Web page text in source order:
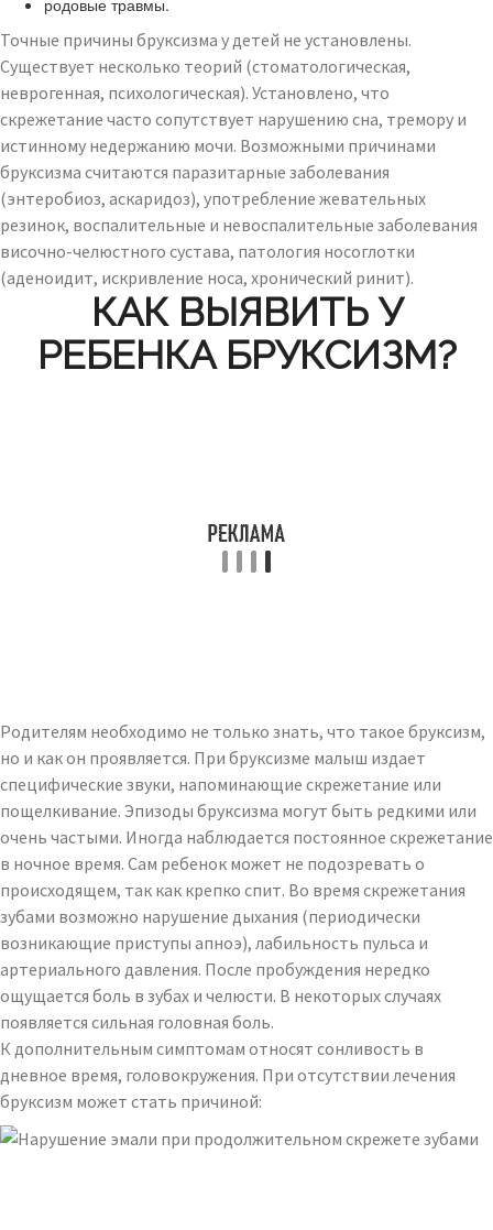
родовые травмы.
Точные причины бруксизма у детей не установлены.
Существует несколько теорий (стоматологическая,
неврогенная, психологическая). Установлено, что
скрежетание часто сопутствует нарушению сна, тремору и
истинному недержанию мочи. Возможными причинами
бруксизма считаются паразитарные заболевания
(энтеробиоз, аскаридоз), употребление жевательных
резинок, воспалительные и невоспалительные заболевания
височно-челюстного сустава, патология носоглотки
(аденоидит, искривление носа, хронический ринит).
КАК ВЫЯВИТЬ У
РЕБЕНКА БРУКСИЗМ?
Родителям необходимо не только знать, что такое бруксизм,
но и как он проявляется. При бруксизме малыш издает
специфические звуки, напоминающие скрежетание или
пощелкивание. Эпизоды бруксизма могут быть редкими или
очень частыми. Иногда наблюдается постоянное скрежетание
в ночное время. Сам ребенок может не подозревать о
происходящем, так как крепко спит. Во время скрежетания
зубами возможно нарушение дыхания (периодически
возникающие приступы апноэ), лабильность пульса и
артериального давления. После пробуждения нередко
ощущается боль в зубах и челюсти. В некоторых случаях
появляется сильная головная боль.
К дополнительным симптомам относят сонливость в
дневное время, головокружения. При отсутствии лечения
бруксизм может стать причиной: